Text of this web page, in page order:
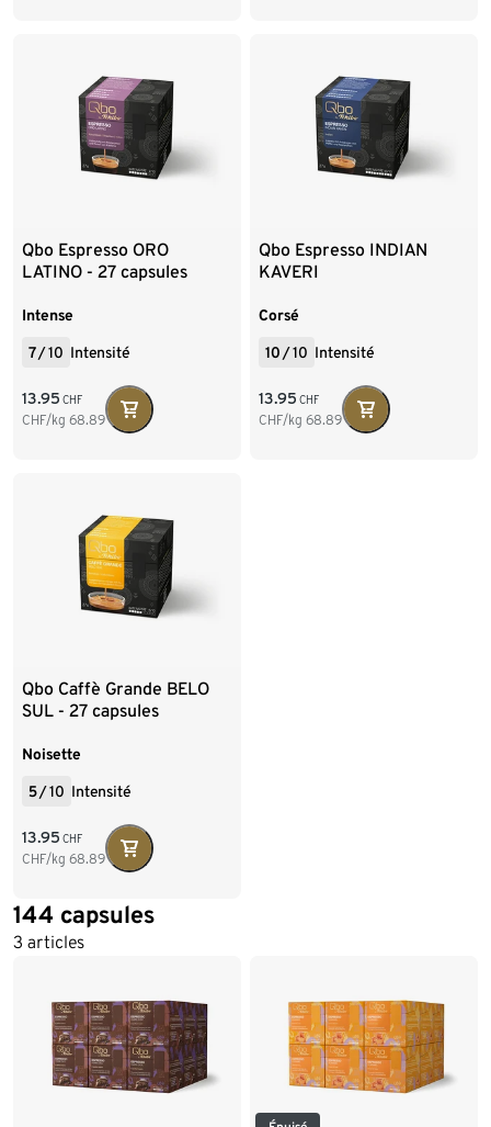
Qbo Espresso ORO
LATINO - 27 capsules
Intense
7/10 Intensité
13.95 CHF
CHF/kg 68.89
Qbo Espresso INDIAN
KAVERI
Corsé
10 /10 Intensité
13.95 CHF
CHF/kg 68.89
Qbo Caffè Grande BELO
SUL - 27 capsules
Noisette
5/10 Intensité
13.95 CHF
CHF/kg 68.89
144 capsules
3 articles